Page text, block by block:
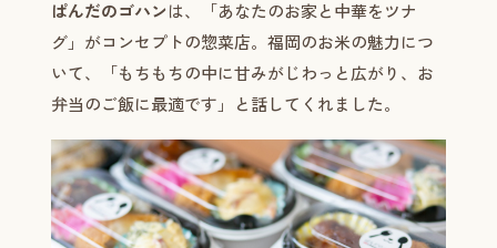
ぱんだのゴハンは、「あなたのお家と中華をツナ
グ」がコンセプトの惣菜店。福岡のお米の魅力につ
いて、「もちもちの中に甘みがじわっと広がり、お
弁当のご飯に最適です」と話してくれました。